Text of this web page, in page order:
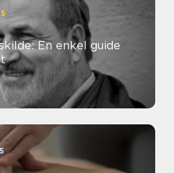
En enkel guide